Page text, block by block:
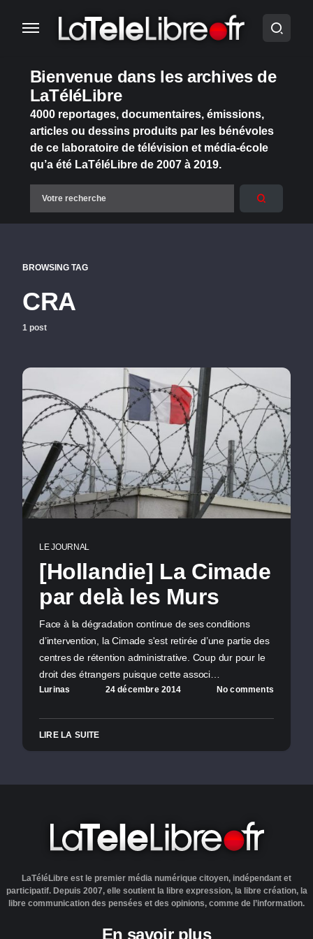
Bienvenue dans les archives de
LaTéléLibre
4000 reportages, documentaires, émissions,
articles ou dessins produits par les bénévoles
de ce laboratoire de télévision et média-école
qu’a été LaTéléLibre de 2007 à 2019.
BROWSING TAG
CRA
1 post
LE JOURNAL
[Hollandie] La Cimade
par delà les Murs
Face à la dégradation continue de ses conditions
d’intervention, la Cimade s'est retirée d’une partie des
centres de rétention administrative. Coup dur pour le
droit des étrangers puisque cette associ…
Lurinas 24 décembre 2014 No comments
LIRE LA SUITE
LaTéléLibre est le premier média numérique citoyen, indépendant et
participatif. Depuis 2007, elle soutient la libre expression, la libre création, la
libre communication des pensées et des opinions, comme de l’information.
En savoir plus